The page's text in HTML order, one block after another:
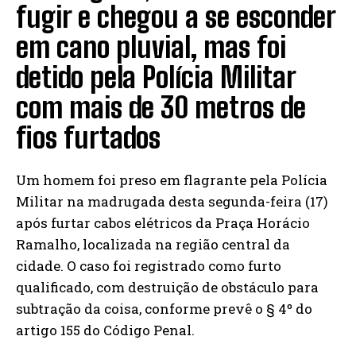
fugir e chegou a se esconder
em cano pluvial, mas foi
detido pela Polícia Militar
com mais de 30 metros de
fios furtados
Um homem foi preso em flagrante pela Polícia
Militar na madrugada desta segunda-feira (17)
após furtar cabos elétricos da Praça Horácio
Ramalho, localizada na região central da
cidade. O caso foi registrado como furto
qualificado, com destruição de obstáculo para
subtração da coisa, conforme prevê o § 4º do
artigo 155 do Código Penal.